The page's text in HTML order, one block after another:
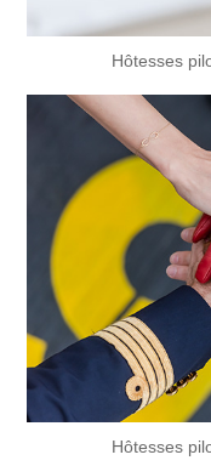
Hôtesses
Hôtesses